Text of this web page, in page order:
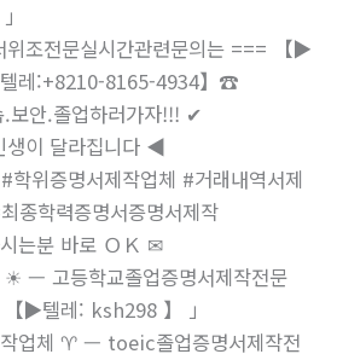
조전문실시간관련문의는 === 【▶
레:+8210-8165-4934】☎
보안.졸업하러가자!!! ✔
이 달라집니다 ◀
학위증명서제작업체 #거래내역서제
종학력증명서증명서제작
는분 바로 ＯＫ ✉
☀ — 고등학교졸업증명서제작전문
▶텔레: ksh298 】 」
업체 ♈ — toeic졸업증명서제작전